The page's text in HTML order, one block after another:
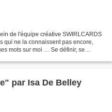
de l'équipe créative SWIRLCARDS
qui ne la connaissent pas encore,
mots sur moi … Se définir, se
par Isa De Belley